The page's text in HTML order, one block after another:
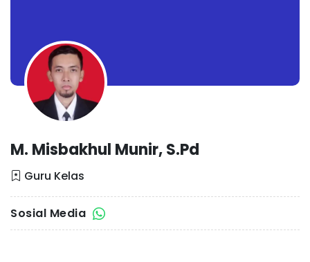
M. Misbakhul Munir, S.Pd
Guru Kelas
Sosial Media